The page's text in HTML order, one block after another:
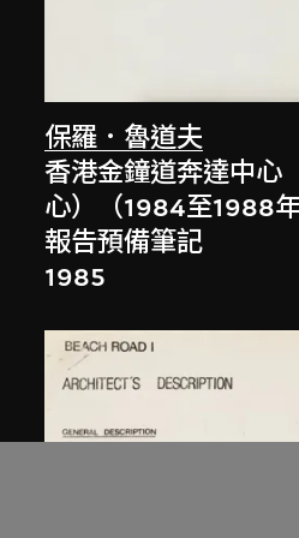
保羅．魯道夫
香港金鐘道奔達中心
心）（1984至1988
報告預備筆記
1985